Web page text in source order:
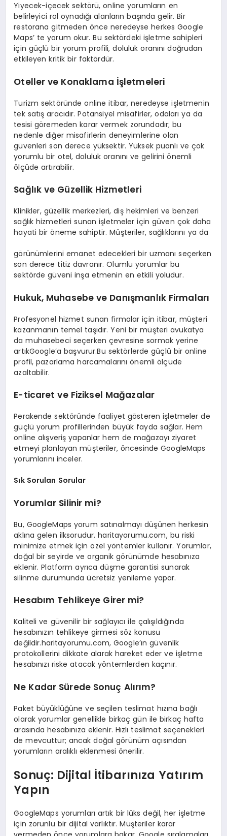
Yiyecek-içecek sektörü, online yorumların en
belirleyici rol oynadığı alanların başında gelir. Bir
restorana gitmeden önce neredeyse herkes Google
Maps’ te yorum okur. Bu sektördeki işletme sahipleri
için güçlü bir yorum profili, doluluk oranını doğrudan
etkileyen kritik bir faktördür.
Oteller ve Konaklama İşletmeleri
Turizm sektöründe online itibar, neredeyse işletmenin
tek satış aracıdır. Potansiyel misafirler, odaları ya da
tesisi göremeden karar vermek zorundadır; bu
nedenle diğer misafirlerin deneyimlerine olan
güvenleri son derece yüksektir. Yüksek puanlı ve çok
yorumlu bir otel, doluluk oranını ve gelirini önemli
ölçüde artırabilir.
Sağlık ve Güzellik Hizmetleri
Klinikler, güzellik merkezleri, diş hekimleri ve benzeri
sağlık hizmetleri sunan işletmeler için güven çok daha
hayati bir öneme sahiptir. Müşteriler, sağlıklarını ya da
görünümlerini emanet edecekleri bir uzmanı seçerken
son derece titiz davranır. Olumlu yorumlar bu
sektörde güveni inşa etmenin en etkili yoludur.
Hukuk, Muhasebe ve Danışmanlık Firmaları
Profesyonel hizmet sunan firmalar için itibar, müşteri
kazanmanın temel taşıdır. Yeni bir müşteri avukatya
da muhasebeci seçerken çevresine sormak yerine
artıkGoogle’a başvurur.Bu sektörlerde güçlü bir online
profil, pazarlama harcamalarını önemli ölçüde
azaltabilir.
E-ticaret ve Fiziksel Mağazalar
Perakende sektöründe faaliyet gösteren işletmeler de
güçlü yorum profillerinden büyük fayda sağlar. Hem
online alışveriş yapanlar hem de mağazayı ziyaret
etmeyi planlayan müşteriler, öncesinde GoogleMaps
yorumlarını inceler.
Sık Sorulan Sorular
Yorumlar Silinir mi?
Bu, GoogleMaps yorum satınalmayı düşünen herkesin
aklına gelen ilksorudur. haritayorumu.com, bu riski
minimize etmek için özel yöntemler kullanır. Yorumlar,
doğal bir seyirde ve organik görünümde hesabınıza
eklenir. Platform ayrıca düşme garantisi sunarak
silinme durumunda ücretsiz yenileme yapar.
Hesabım Tehlikeye Girer mi?
Kaliteli ve güvenilir bir sağlayıcı ile çalışıldığında
hesabınızın tehlikeye girmesi söz konusu
değildir.haritayorumu.com, Google’ın güvenlik
protokollerini dikkate alarak hareket eder ve işletme
hesabınızı riske atacak yöntemlerden kaçınır.
Ne Kadar Sürede Sonuç Alırım?
Paket büyüklüğüne ve seçilen teslimat hızına bağlı
olarak yorumlar genellikle birkaç gün ile birkaç hafta
arasında hesabınıza eklenir. Hızlı teslimat seçenekleri
de mevcuttur; ancak doğal görünüm açısından
yorumların aralıklı eklenmesi önerilir.
Sonuç: Dijital İtibarınıza Yatırım
Yapın
GoogleMaps yorumları artık bir lüks değil, her işletme
için zorunlu bir dijital varlıktır. Müşteriler karar